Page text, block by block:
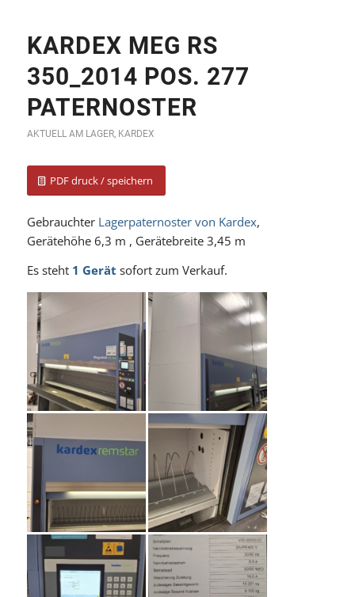
KARDEX MEG RS
350_2014 POS. 277
PATERNOSTER
AKTUELL AM LAGER, KARDEX
PDF druck / speichern
Gebrauchter Lagerpaternoster von Kardex,
Gerätehöhe 6,3 m , Gerätebreite 3,45 m
Es steht 1 Gerät sofort zum Verkauf.